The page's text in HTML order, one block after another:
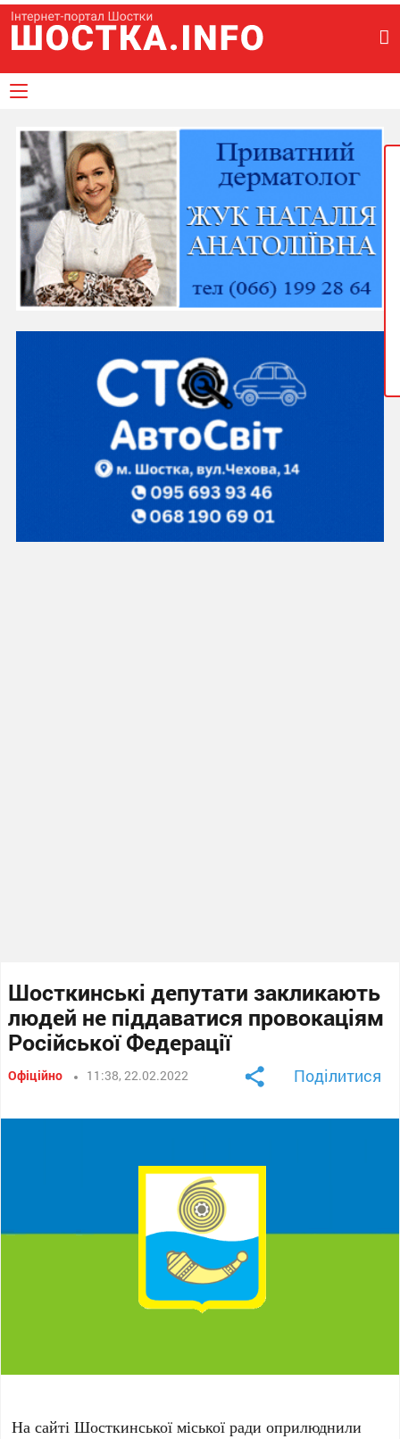
Шосткинські депутати закликають
людей не піддаватися провокаціям
Російської Федерації
Офіційно 11:38, 22.02.2022 Поділитися
На сайті Шосткинської міської ради оприлюднили